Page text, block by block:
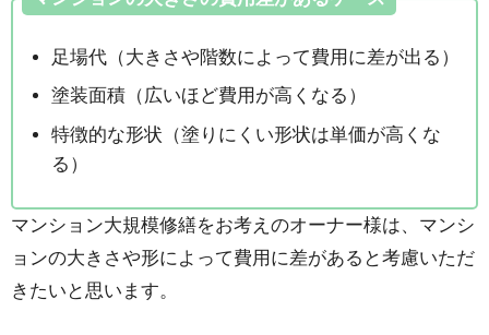
足場代（大きさや階数によって費用に差が出る）
塗装面積（広いほど費用が高くなる）
特徴的な形状（塗りにくい形状は単価が高くな
る）
マンション大規模修繕をお考えのオーナー様は、マンシ
ョンの大きさや形によって費用に差があると考慮いただ
きたいと思います。